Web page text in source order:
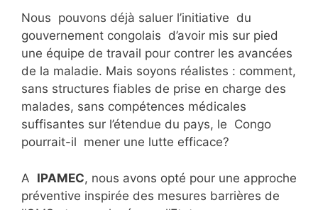
Nous pouvons déjà saluer l’initiative du
gouvernement congolais d’avoir mis sur pied
une équipe de travail pour contrer les avancées
de la maladie. Mais soyons réalistes : comment,
sans structures fiables de prise en charge des
malades, sans compétences médicales
suffisantes sur l’étendue du pays, le Congo
pourrait-il mener une lutte efficace?
A IPAMEC, nous avons opté pour une approche
préventive inspirée des mesures barrières de